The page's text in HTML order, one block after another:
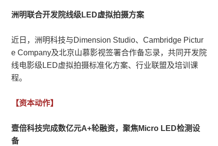
洲明联合开发院线级LED虚拟拍摄方案
近日，洲明科技与Dimension Studio、Cambridge Pictur
e Company及北京山慕影视签署合作备忘录，共同开发院
线电影级LED虚拟拍摄标准化方案、行业联盟及培训课
程。
【资本动作】
壹倍科技完成数亿元A+轮融资，聚焦Micro LED检测设
备